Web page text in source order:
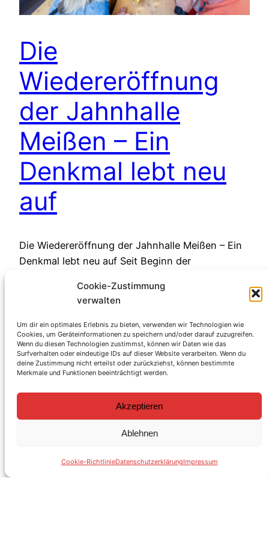
Cookie-Zustimmung
verwalten
Um dir ein optimales Erlebnis zu bieten, verwenden wir Technologien wie
Cookies, um Geräteinformationen zu speichern und/oder darauf zuzugreifen.
Wenn du diesen Technologien zustimmst, können wir Daten wie das
Surfverhalten oder eindeutige IDs auf dieser Website verarbeiten. Wenn du
deine Zustimmung nicht erteilst oder zurückziehst, können bestimmte
Merkmale und Funktionen beeinträchtigt werden.
Akzeptieren
Ablehnen
Cookie-RichtlinieDatenschutzerklärungImpressum
Die
Wiedereröffnung
der Jahnhalle
Meißen – Ein
Denkmal lebt neu
auf
Die Wiedereröffnung der Jahnhalle Meißen – Ein
Denkmal lebt neu auf Seit Beginn der
engagiere mich in der Bürgerstiftung und auch
bei der Sanierung der Jahnhalle ab 2019 mit
vielen anderen zusammen. Daher ist dieser
historische Moment etwas ganz Besonderes. Ich
freue mich sehr über diesen großen Schritt…
20. Mai 2025